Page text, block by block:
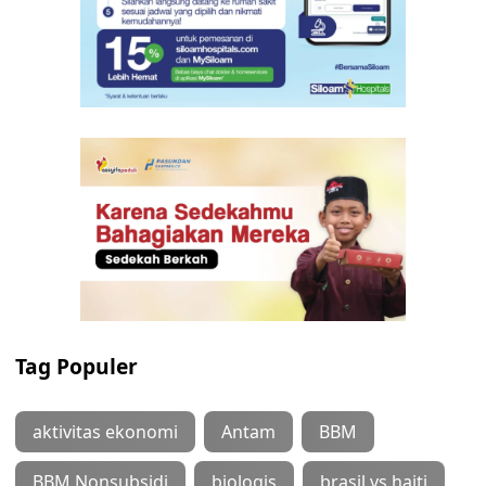
Tag Populer
aktivitas ekonomi Antam BBM